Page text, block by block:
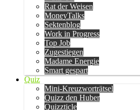
Rat der Weisen
MoneyTalks
Sektenblog
Work in Progress
Top Job
Zugestiegen
Madame Energie
Smart gespart
Quiz
Mini-Kreuzworträtsel
Quizz den Huber
Quizzticle